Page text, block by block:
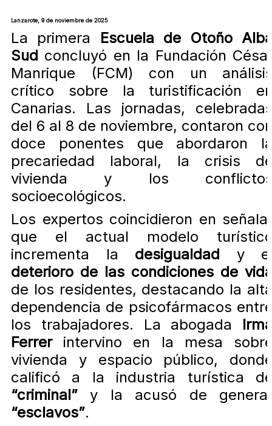
Lanzarote, 9 de noviembre de 2025
La primera Escuela de Otoño
Sud concluyó en la Fundación
Manrique (FCM) con un
crítico sobre la turistificación
Canarias. Las jornadas,
del 6 al 8 de noviembre, contaron
doce ponentes que abordaron
precariedad laboral, la crisis
vivienda y los
socioecológicos.
Los expertos coincidieron en
que el actual modelo
incrementa la desigualdad y
deterioro de las condiciones de
de los residentes, destacando la
dependencia de psicofármacos
los trabajadores. La abogada
Ferrerintervino en la mesa
vivienda y espacio público,
calificó a la industria turística
“criminal” y la acusó de
“esclavos”.